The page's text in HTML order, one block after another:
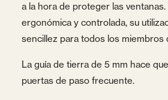
a la hora de proteger las
ergonómica y controlada, su
sencillez para todos los miembros
La guía de tierra de 5 mm hace
puertas de paso frecuente.